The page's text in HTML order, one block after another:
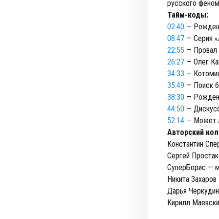
русского
Тайм-коды:
02:40 —
08:47 — Серия
22:55 — Провал
26:27 — Олег
34:33 —
35:49 — Поиск
38:30 —
44:50 —
52:14 — Может
Авторский
Константин
Сергей
СуперБорис —
Никита
Дарья
Кирилл